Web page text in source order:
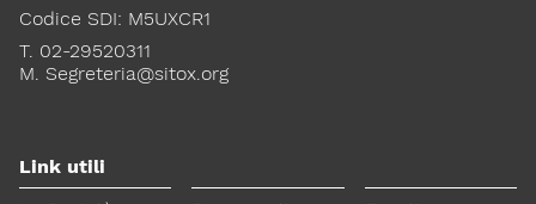
Codice SDI: M5UXCR1
T. 02-29520311
M. Segreteria@sitox.org
Link utili